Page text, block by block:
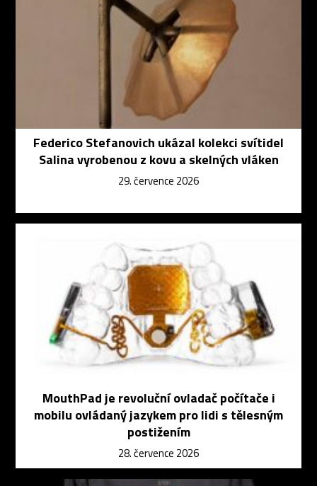
Federico Stefanovich ukázal kolekci svítidel
Salina vyrobenou z kovu a skelných vláken
29. července 2026
MouthPad je revoluční ovladač počítače i
mobilu ovládaný jazykem pro lidi s tělesným
postižením
28. července 2026